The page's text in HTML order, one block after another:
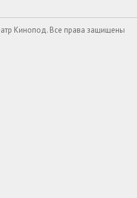
Кинопод. Все права защищены